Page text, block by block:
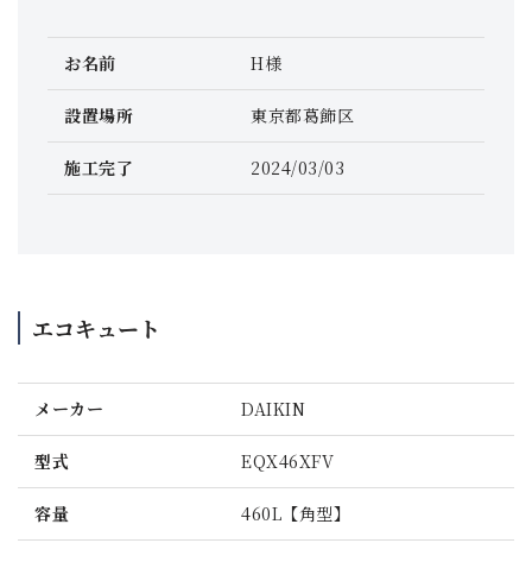
お名前 H様
設置場所 東京都葛飾区
施工完了 2024/03/03
エコキュート
メーカー DAIKIN
型式 EQX46XFV
容量 460L【角型】